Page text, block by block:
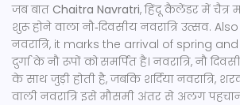
जब बात Chaitra Navratri,हिंदू कैलेंडर में चैत्र
शुरू होने वाला नौ‑दिवसीय नवरात्रि उत्सव.
नवरात्रि, it marks the arrival of spring
दुर्गा के नौ रूपों को समर्पित है।नवरात्रि,नौ
के साथ जुड़ी होती है, जबकि शर्दिया नवरात्रि,
वाली नवरात्रिइसे मौसमी अंतर से अलग